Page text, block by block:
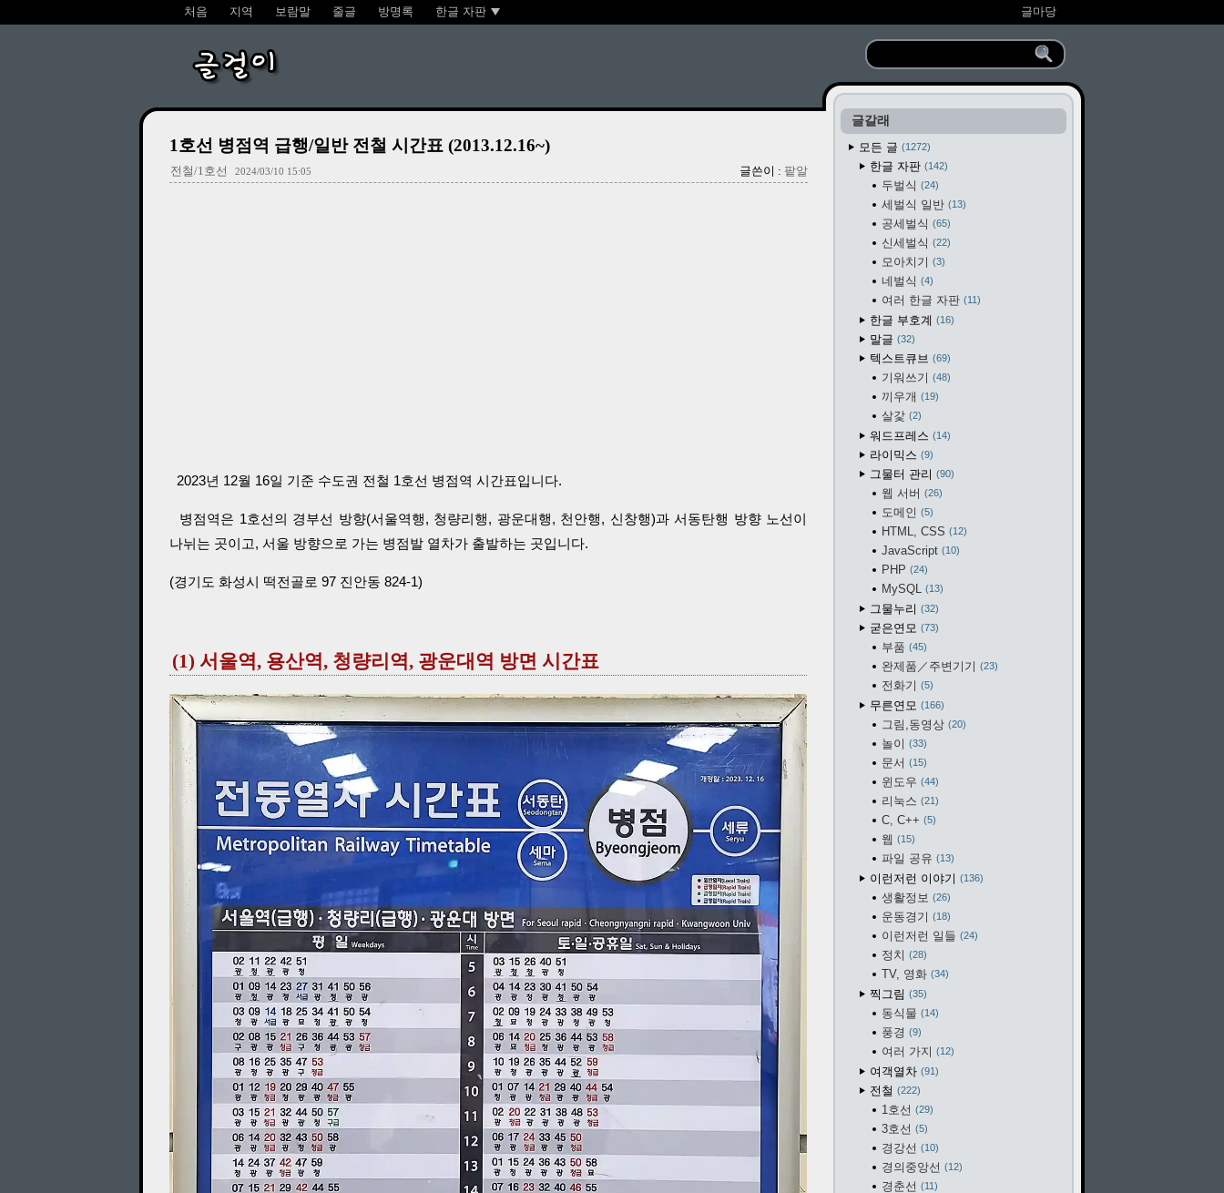
처음 지역 보람말 줄글 방명록 한글 자판 글마당
글걸이
1호선 병점역 급행/일반 전철 시간표 (2013.12.16~)
전철/1호선 2024/03/10 15:05 글쓴이 : 팥알
2023년 12월 16일 기준 수도권 전철 1호선 병점역 시간표입니다.
병점역은 1호선의 경부선 방향(서울역행, 청량리행, 광운대행, 천안행, 신창행)과 서동탄행 방향 노선이
나뉘는 곳이고, 서울 방향으로 가는 병점발 열차가 출발하는 곳입니다.
(경기도 화성시 떡전골로 97 진안동 824-1)
(1) 서울역, 용산역, 청량리역, 광운대역 방면 시간표
글갈래
모든 글
1272
한글 자판 142
두벌식 24
세벌식 일반 13
공세벌식 65
신세벌식 22
모아치기 3
네벌식 4
여러 한글 자판 11
한글 부호계 16
말글 32
텍스트큐브 69
기워쓰기 48
끼우개 19
살갗 2
워드프레스 14
라이믹스 9
그물터 관리 90
웹 서버 26
도메인 5
HTML, CSS 12
JavaScript 10
PHP 24
MySQL 13
그물누리 32
굳은연모 73
부품 45
완제품／주변기기 23
전화기 5
무른연모 166
그림,동영상 20
놀이 33
문서 15
윈도우 44
리눅스 21
C, C++ 5
웹 15
파일 공유 13
이런저런 이야기 136
생활정보 26
운동경기 18
이런저런 일들 24
정치 28
TV, 영화 34
찍그림 35
동식물 14
풍경 9
여러 가지 12
여객열차 91
전철 222
1호선 29
3호선 5
경강선 10
경의중앙선 12
경춘선 11